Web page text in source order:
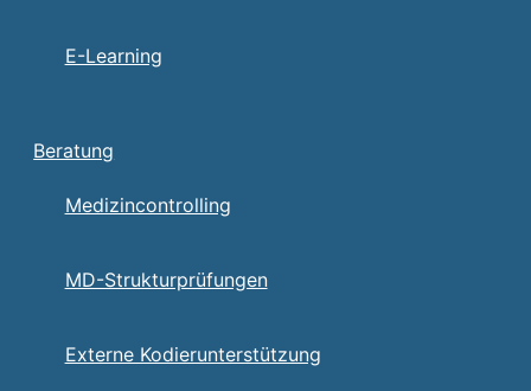
E-Learning
Beratung
Medizincontrolling
MD-Strukturprüfungen
Externe Kodierunterstützung